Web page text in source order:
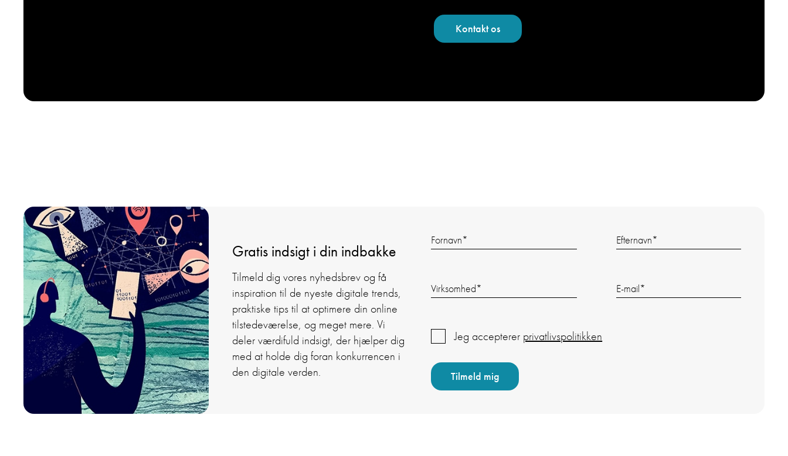
Gratis indsigt i din indbakke
Tilmeld dig vores nyhedsbrev og få
inspiration til de nyeste digitale trends,
praktiske tips til at optimere din online
tilstedeværelse, og meget mere. Vi
deler værdifuld indsigt, der hjælper dig
med at holde dig foran konkurrencen i
den digitale verden.
Fornavn* Efternavn*
Virksomhed* E-mail*
Jeg accepterer privatlivspolitikken